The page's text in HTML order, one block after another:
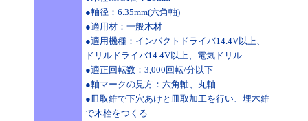
●軸径：6.35mm(六角軸)
●適用材：一般木材
●適用機種：インパクトドライバ14.4V以上、
ドリルドライバ14.4V以上、電気ドリル
●適正回転数：3,000回転/分以下
●軸マークの見方：六角軸、丸軸
●皿取錐で下穴あけと皿取加工を行い、埋木錐
で木栓をつくる